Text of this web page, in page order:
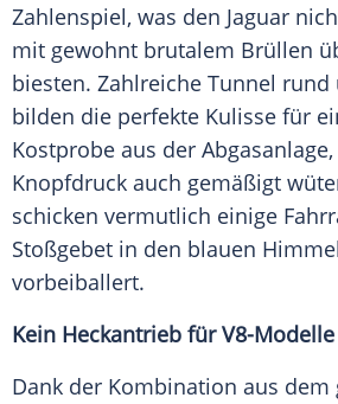
Zahlenspiel, was den Jaguar
mit gewohnt brutalem Brüllen
biesten. Zahlreiche Tunnel rund
bilden die perfekte Kulisse für
Kostprobe aus der
Knopfdruck auch gemäßigt
schicken vermutlich einige
Stoßgebet in den blauen
vorbeiballert.
Kein Heckantrieb für V8-Modelle
Dank der Kombination aus dem